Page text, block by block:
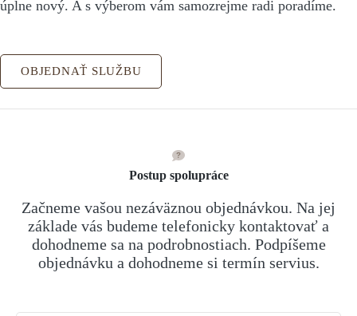
úplne nový. A s výberom vám samozrejme radi poradíme.
OBJEDNAŤ SLUŽBU
Postup spolupráce
Začneme vašou nezáväznou objednávkou. Na jej
základe vás budeme telefonicky kontaktovať a
dohodneme sa na podrobnostiach. Podpíšeme
objednávku a dohodneme si termín servius.